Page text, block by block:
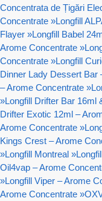
Concentrata de Țigări
Concentrate »Longfill
Flayer »Longfill Babel
Arome Concentrate »
Concentrate »Longfill
Dinner Lady Dessert Bar
– Arome Concentrate »
»Longfill Drifter Bar 16ml
Drifter Exotic 12ml –
Arome Concentrate »
Kings Crest – Arome
»Longfill Montreal »
Oil4vap – Arome
»Longfill Viper – Arome
Arome Concentrate »